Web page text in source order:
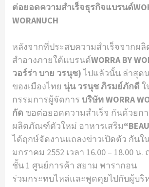
ต่อยอดความสําเร็จธุรกิจแบรนด์
WORANUCH
หลังจากที่ประสบความสําเร็จจากผ
สําอางภายใต้แบรนด์WORRA BY
วอร์ร่า บาย วรนุช)ไปแล้วนั้น ล่าสุด
ของเมืองไทย นุ่น วรนุช ภิรมย์ภักดี ใ
กรรมการผู้จัดการ บริษัท WORRA
กัด ขอต่อยอดความสําเร็จ กันด้วยก
ผลิตภัณฑ์ตัวใหม่ อาหารเสริม
ได้ฤกษ์จัดงานแถลงข่าวเปิดตัว กันใ
มกราคม 2552 เวลา 16.00 – 18.00 น.
ชั้น 1 ศูนย์การค้า สยาม พารากอน
ร่วมกระทบไหล่และพูดคุยไปกับผู้บริ